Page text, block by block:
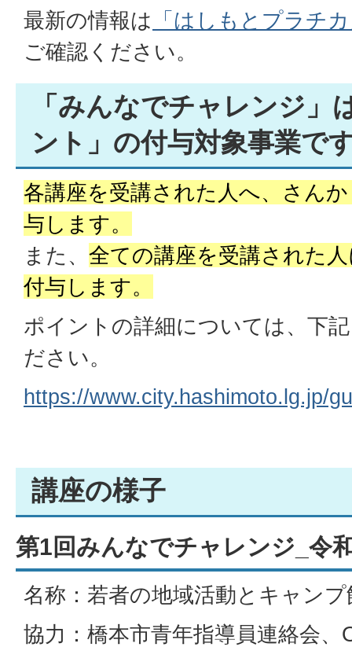
最新の情報は 「はしもとプラチ
ご確認ください。
「みんなでチャレンジ」
ント」の付与対象事業で
各講座を受講された人へ、さん
与します。
また、 全ての講座を受講された
付与します。
ポイントの詳細については、下
ださい。
https://www.city.hashimoto.lg.jp/
講座の様子
第1回みんなでチャレンジ_令
名称：若者の地域活動とキャンプ
協力：橋本市青年指導員連絡会